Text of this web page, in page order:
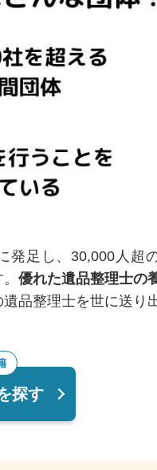
発足し、30,000人超
優れた遺品整理士の
品整理士を世に送り
探す